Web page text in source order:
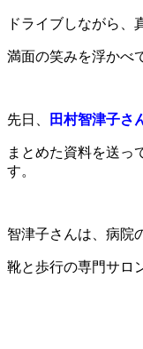
ドライブしながら、
満面の笑みを浮かべ
先日、 田村智津子さ
まとめた資料を送っ
す。
智津子さんは、病院
靴と歩行の専門サロ